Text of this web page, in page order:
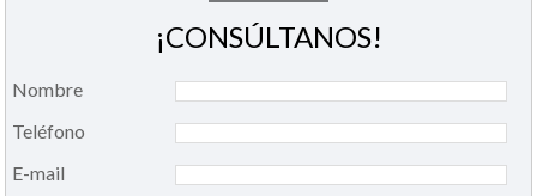
¡CONSÚLTANOS!
Nombre
Teléfono
E-mail